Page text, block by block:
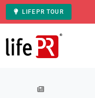
LIFEPR TOUR
Zur Startseite